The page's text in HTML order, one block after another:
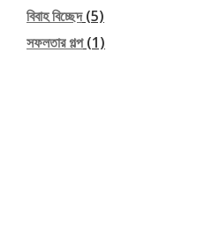
বিবাহ বিচ্ছেদ(5)
সফলতার গল্প(1)